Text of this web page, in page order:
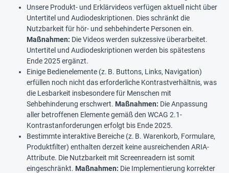
Unsere Produkt- und Erklärvideos verfügen aktuell nicht über
Untertitel und Audiodeskriptionen. Dies schränkt die
Nutzbarkeit für hör- und sehbehinderte Personen ein.
Maßnahmen: Die Videos werden sukzessive überarbeitet.
Untertitel und Audiodeskriptionen werden bis spätestens
Ende 2025 ergänzt.
Einige Bedienelemente (z. B. Buttons, Links, Navigation)
erfüllen noch nicht das erforderliche Kontrastverhältnis, was
die Lesbarkeit insbesondere für Menschen mit
Sehbehinderung erschwert. Maßnahmen: Die Anpassung
aller betroffenen Elemente gemäß den WCAG 2.1-
Kontrastanforderungen erfolgt bis Ende 2025.
Bestimmte interaktive Bereiche (z. B. Warenkorb, Formulare,
Produktfilter) enthalten derzeit keine ausreichenden ARIA-
Attribute. Die Nutzbarkeit mit Screenreadern ist somit
eingeschränkt. Maßnahmen: Die Implementierung korrekter